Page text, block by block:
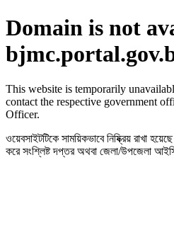
Domain is not
This website is temporarily
contact the respective government
Officer.
ওয়েবসাইটটিকে সাময়িকভাবে নিষ্ক্রিয় রাখা
করে সংশ্লিষ্ট দপ্তর অথবা জেলা/উপজেলা